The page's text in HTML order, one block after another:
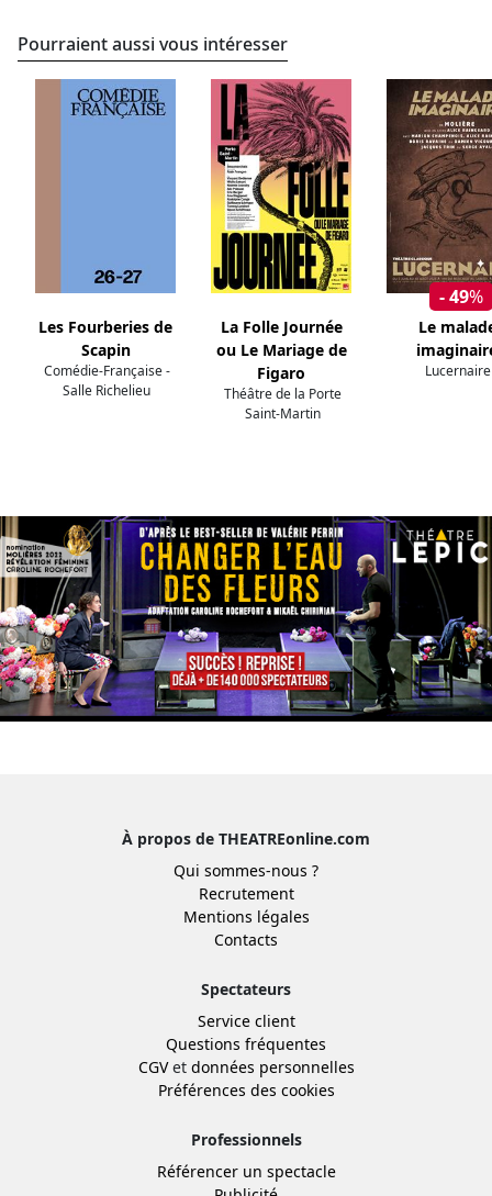
Pourraient aussi vous intéresser
Les Fourberies de
Scapin
Comédie-Française -
Salle Richelieu
La Folle Journée
ou Le Mariage de
Figaro
Théâtre de la Porte
Saint-Martin
- 49%
Le
Lucernaire
À propos de THEATREonline.com
Qui sommes-nous ?
Recrutement
Mentions légales
Contacts
Spectateurs
Service client
Questions fréquentes
CGVet données personnelles
Préférences des cookies
Professionnels
Référencer un spectacle